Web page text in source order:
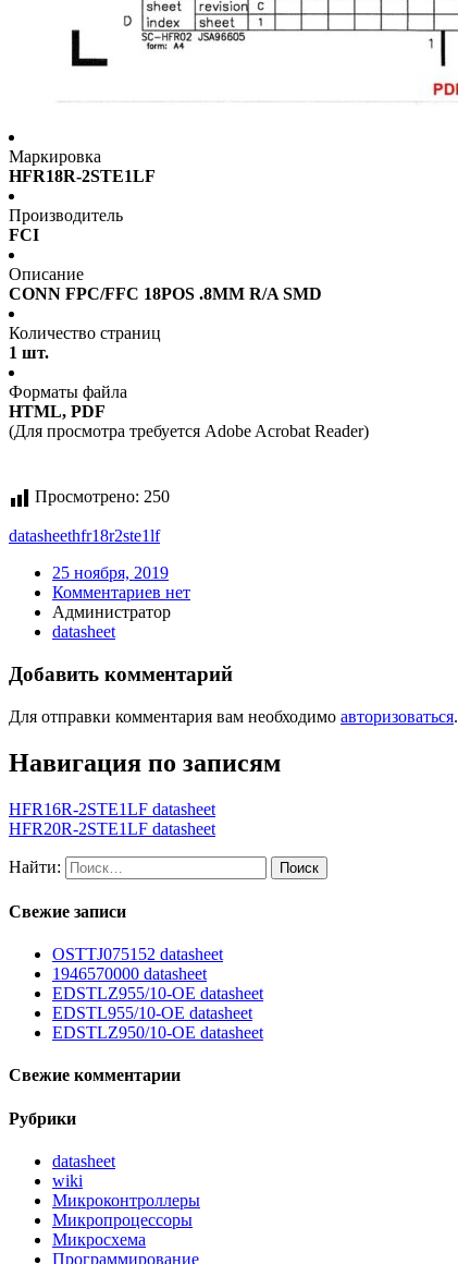
Маркировка
HFR18R-2STE1LF
Производитель
FCI
Описание
CONN FPC/FFC 18POS .8MM R/A SMD
Количество страниц
1 шт.
Форматы файла
HTML, PDF
(Для просмотра требуется Adobe Acrobat Reader)
Просмотрено: 250
datasheethfr18r2ste1lf
25 ноября, 2019
Комментариев нет
Администратор
datasheet
Добавить комментарий
Для отправки комментария вам необходимо авторизоваться.
Навигация по записям
HFR16R-2STE1LF datasheet
HFR20R-2STE1LF datasheet
Найти:
Свежие записи
OSTTJ075152 datasheet
1946570000 datasheet
EDSTLZ955/10-OE datasheet
EDSTL955/10-OE datasheet
EDSTLZ950/10-OE datasheet
Свежие комментарии
Рубрики
datasheet
wiki
Микроконтроллеры
Микропроцессоры
Микросхема
Программирование